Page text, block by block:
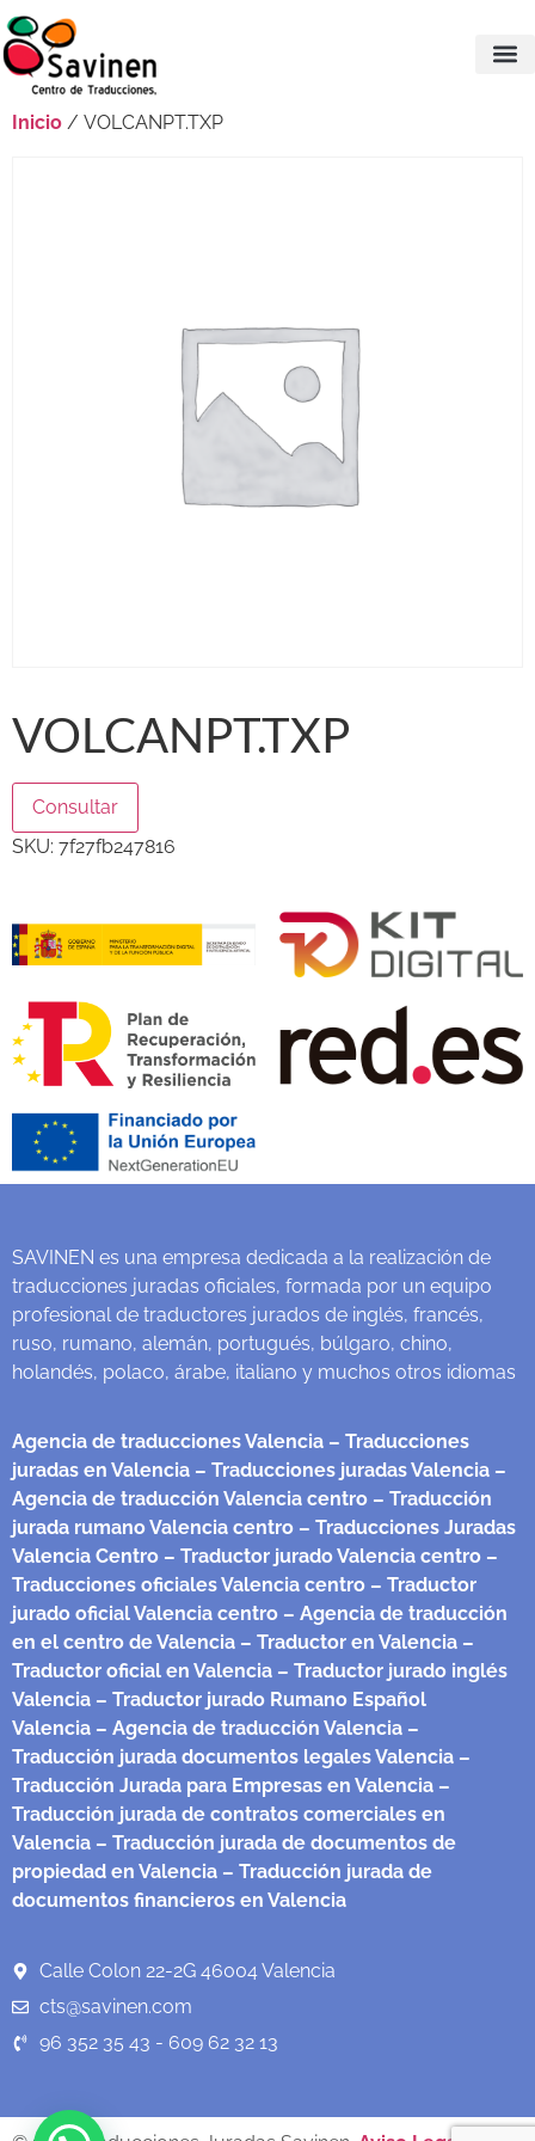
Inicio / VOLCANPT.TXP
VOLCANPT.TXP
Consultar
SKU: 7f27fb247816
SAVINEN es una empresa dedicada a la realización de
traducciones juradas oficiales, formada por un equipo
profesional de traductores jurados de inglés, francés,
ruso, rumano, alemán, portugués, búlgaro, chino,
holandés, polaco, árabe, italiano y muchos otros idiomas
Agencia de traducciones Valencia – Traducciones
juradas en Valencia – Traducciones juradas Valencia –
Agencia de traducción Valencia centro – Traducción
jurada rumano Valencia centro – Traducciones Juradas
Valencia Centro – Traductor jurado Valencia centro –
Traducciones oficiales Valencia centro – Traductor
jurado oficial Valencia centro – Agencia de traducción
en el centro de Valencia – Traductor en Valencia –
Traductor oficial en Valencia – Traductor jurado inglés
Valencia – Traductor jurado Rumano Español
Valencia – Agencia de traducción Valencia –
Traducción jurada documentos legales Valencia –
Traducción Jurada para Empresas en Valencia –
Traducción jurada de contratos comerciales en
Valencia – Traducción jurada de documentos de
propiedad en Valencia – Traducción jurada de
documentos financieros en Valencia
Calle Colon 22-2G 46004 Valencia
cts@savinen.com
96 352 35 43 - 609 62 32 13